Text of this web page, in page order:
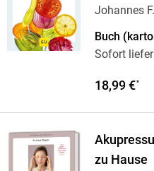
Johannes
Buch
Sofort
18,99 €*
zu Hause